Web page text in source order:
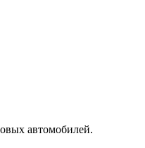
автомобилей.